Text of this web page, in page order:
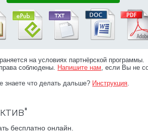
на условиях партнёрской программы.
соблюдены. Напишите нам, если Вы не
знаете что делать дальше? Инструкция.
бесплатно онлайн.